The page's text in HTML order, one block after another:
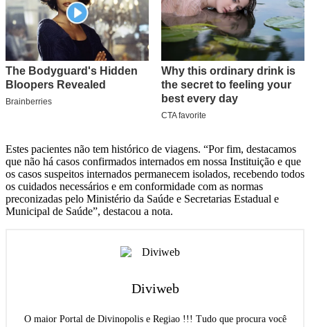
Estes pacientes não tem histórico de viagens. “Por fim, destacamos
que não há casos confirmados internados em nossa Instituição e que
os casos suspeitos internados permanecem isolados, recebendo todos
os cuidados necessários e em conformidade com as normas
preconizadas pelo Ministério da Saúde e Secretarias Estadual e
Municipal de Saúde”, destacou a nota.
Diviweb
O maior Portal de Divinopolis e Regiao !!! Tudo que procura você